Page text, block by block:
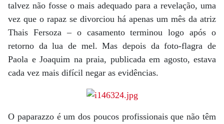
talvez não fosse o mais adequado para a revelação, uma
vez que o rapaz se divorciou há apenas um mês da atriz
Thais Fersoza – o casamento terminou logo após o
retorno da lua de mel. Mas depois da foto-flagra de
Paola e Joaquim na praia, publicada em agosto, estava
cada vez mais difícil negar as evidências.
O paparazzo é um dos poucos profissionais que não têm